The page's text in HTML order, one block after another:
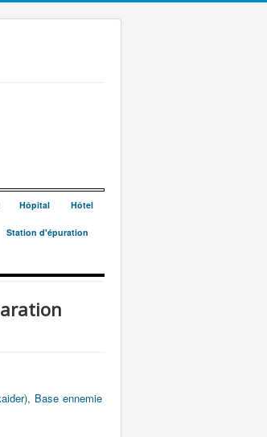
Hôpital Hôtel
Station d'épuration
, Base ennemie